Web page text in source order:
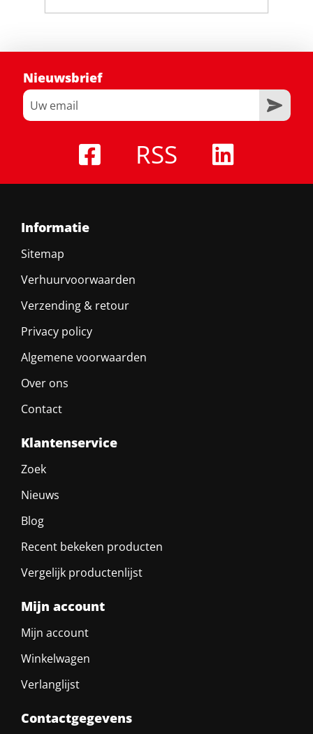
Nieuwsbrief
RSS
Informatie
Sitemap
Verhuurvoorwaarden
Verzending & retour
Privacy policy
Algemene voorwaarden
Over ons
Contact
Klantenservice
Zoek
Nieuws
Blog
Recent bekeken producten
Vergelijk productenlijst
Mijn account
Mijn account
Winkelwagen
Verlanglijst
Contactgegevens